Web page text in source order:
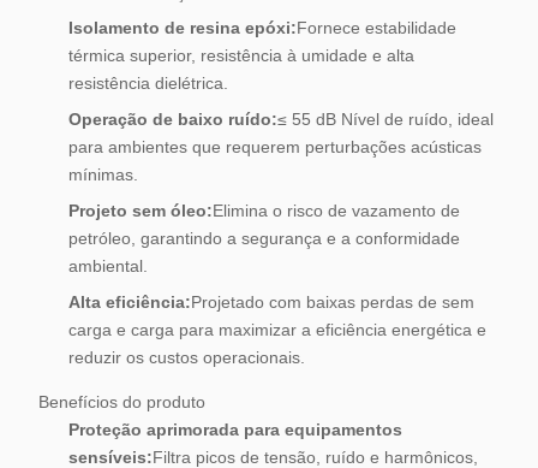
Isolamento de resina epóxi:Fornece estabilidade
térmica superior, resistência à umidade e alta
resistência dielétrica.
Operação de baixo ruído:≤ 55 dB Nível de ruído, ideal
para ambientes que requerem perturbações acústicas
mínimas.
Projeto sem óleo:Elimina o risco de vazamento de
petróleo, garantindo a segurança e a conformidade
ambiental.
Alta eficiência:Projetado com baixas perdas de sem
carga e carga para maximizar a eficiência energética e
reduzir os custos operacionais.
Benefícios do produto
Proteção aprimorada para equipamentos
sensíveis:Filtra picos de tensão, ruído e harmônicos,